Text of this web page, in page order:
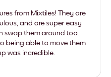
from Mixtiles! They are
and are super easy
swap them around too.
being able to move them
was incredible.